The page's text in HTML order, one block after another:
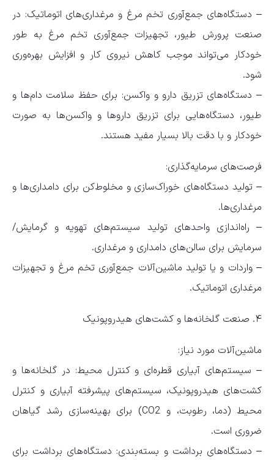
– دستگاه‌های جمع‌آوری تخم مرغ و مرغداری‌های اتوماتیک: در
صنعت پرورش طیور، تجهیزات جمع‌آوری تخم مرغ به طور
خودکار می‌تواند موجب کاهش نیروی کار و افزایش بهره‌وری
شود.
– دستگاه‌های تزریق دارو و واکسن: برای حفظ سلامت دام‌ها و
طیور، دستگاه‌هایی برای تزریق داروها و واکسن‌ها به صورت
خودکار و با دقت بالا بسیار مفید هستند.
فرصت‌های سرمایه‌گذاری:
– تولید دستگاه‌های خوراک‌سازی و مخلوط‌کن برای دامداری‌ها و
مرغداری‌ها.
– راه‌اندازی واحدهای تولید سیستم‌های تهویه و گرمایش/
سرمایش برای سالن‌های دامداری و مرغداری.
– واردات و یا تولید ماشین‌آلات جمع‌آوری تخم مرغ و تجهیزات
مرغداری اتوماتیک.
۴. صنعت گلخانه‌ها و کشت‌های هیدروپونیک
ماشین‌آلات مورد نیاز:
– سیستم‌های آبیاری قطره‌ای و کنترل محیط: در گلخانه‌ها و
کشت‌های هیدروپونیک، سیستم‌های پیشرفته آبیاری و کنترل
محیط (دما، رطوبت، و CO2) برای بهینه‌سازی رشد گیاهان
ضروری است.
– دستگاه‌های برداشت و بسته‌بندی: دستگاه‌های برداشت برای